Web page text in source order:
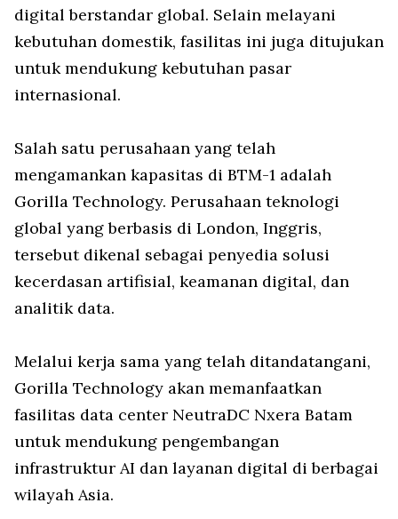
digital berstandar global. Selain melayani
kebutuhan domestik, fasilitas ini juga ditujukan
untuk mendukung kebutuhan pasar
internasional.
Salah satu perusahaan yang telah
mengamankan kapasitas di BTM-1 adalah
Gorilla Technology. Perusahaan teknologi
global yang berbasis di London, Inggris,
tersebut dikenal sebagai penyedia solusi
kecerdasan artifisial, keamanan digital, dan
analitik data.
Melalui kerja sama yang telah ditandatangani,
Gorilla Technology akan memanfaatkan
fasilitas data center NeutraDC Nxera Batam
untuk mendukung pengembangan
infrastruktur AI dan layanan digital di berbagai
wilayah Asia.